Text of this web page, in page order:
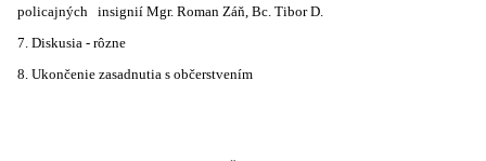
policajných insignií Mgr. Roman Záň, Bc. Tibor D.
7. Diskusia - rôzne
8. Ukončenie zasadnutia s občerstvením